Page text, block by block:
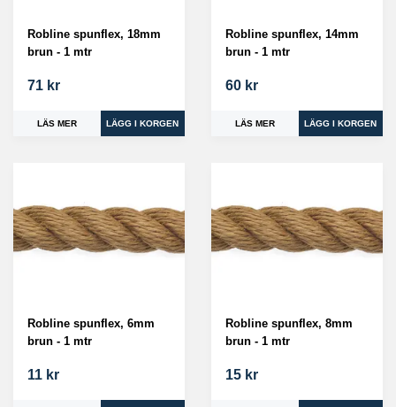
Robline spunflex, 18mm
brun - 1 mtr
71 kr
LÄS MER
Robline spunflex, 14mm
brun - 1 mtr
60 kr
LÄS MER
Robline spunflex, 6mm
brun - 1 mtr
11 kr
Robline spunflex, 8mm
brun - 1 mtr
15 kr